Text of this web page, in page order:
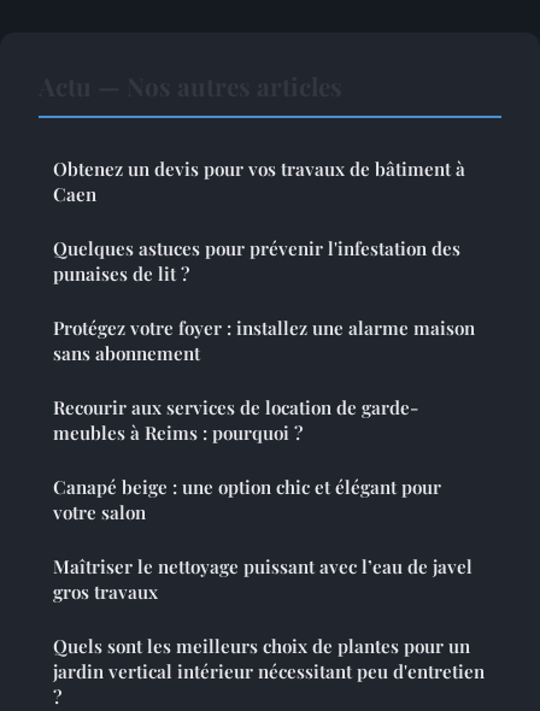
Obtenez un devis pour vos travaux de bâtiment à
Caen
Quelques astuces pour prévenir l'infestation des
punaises de lit ?
Protégez votre foyer : installez une alarme maison
sans abonnement
Recourir aux services de location de garde-
meubles à Reims : pourquoi ?
Canapé beige : une option chic et élégant pour
votre salon
Maîtriser le nettoyage puissant avec l’eau de javel
gros travaux
Quels sont les meilleurs choix de plantes pour un
jardin vertical intérieur nécessitant peu d'entretien
?